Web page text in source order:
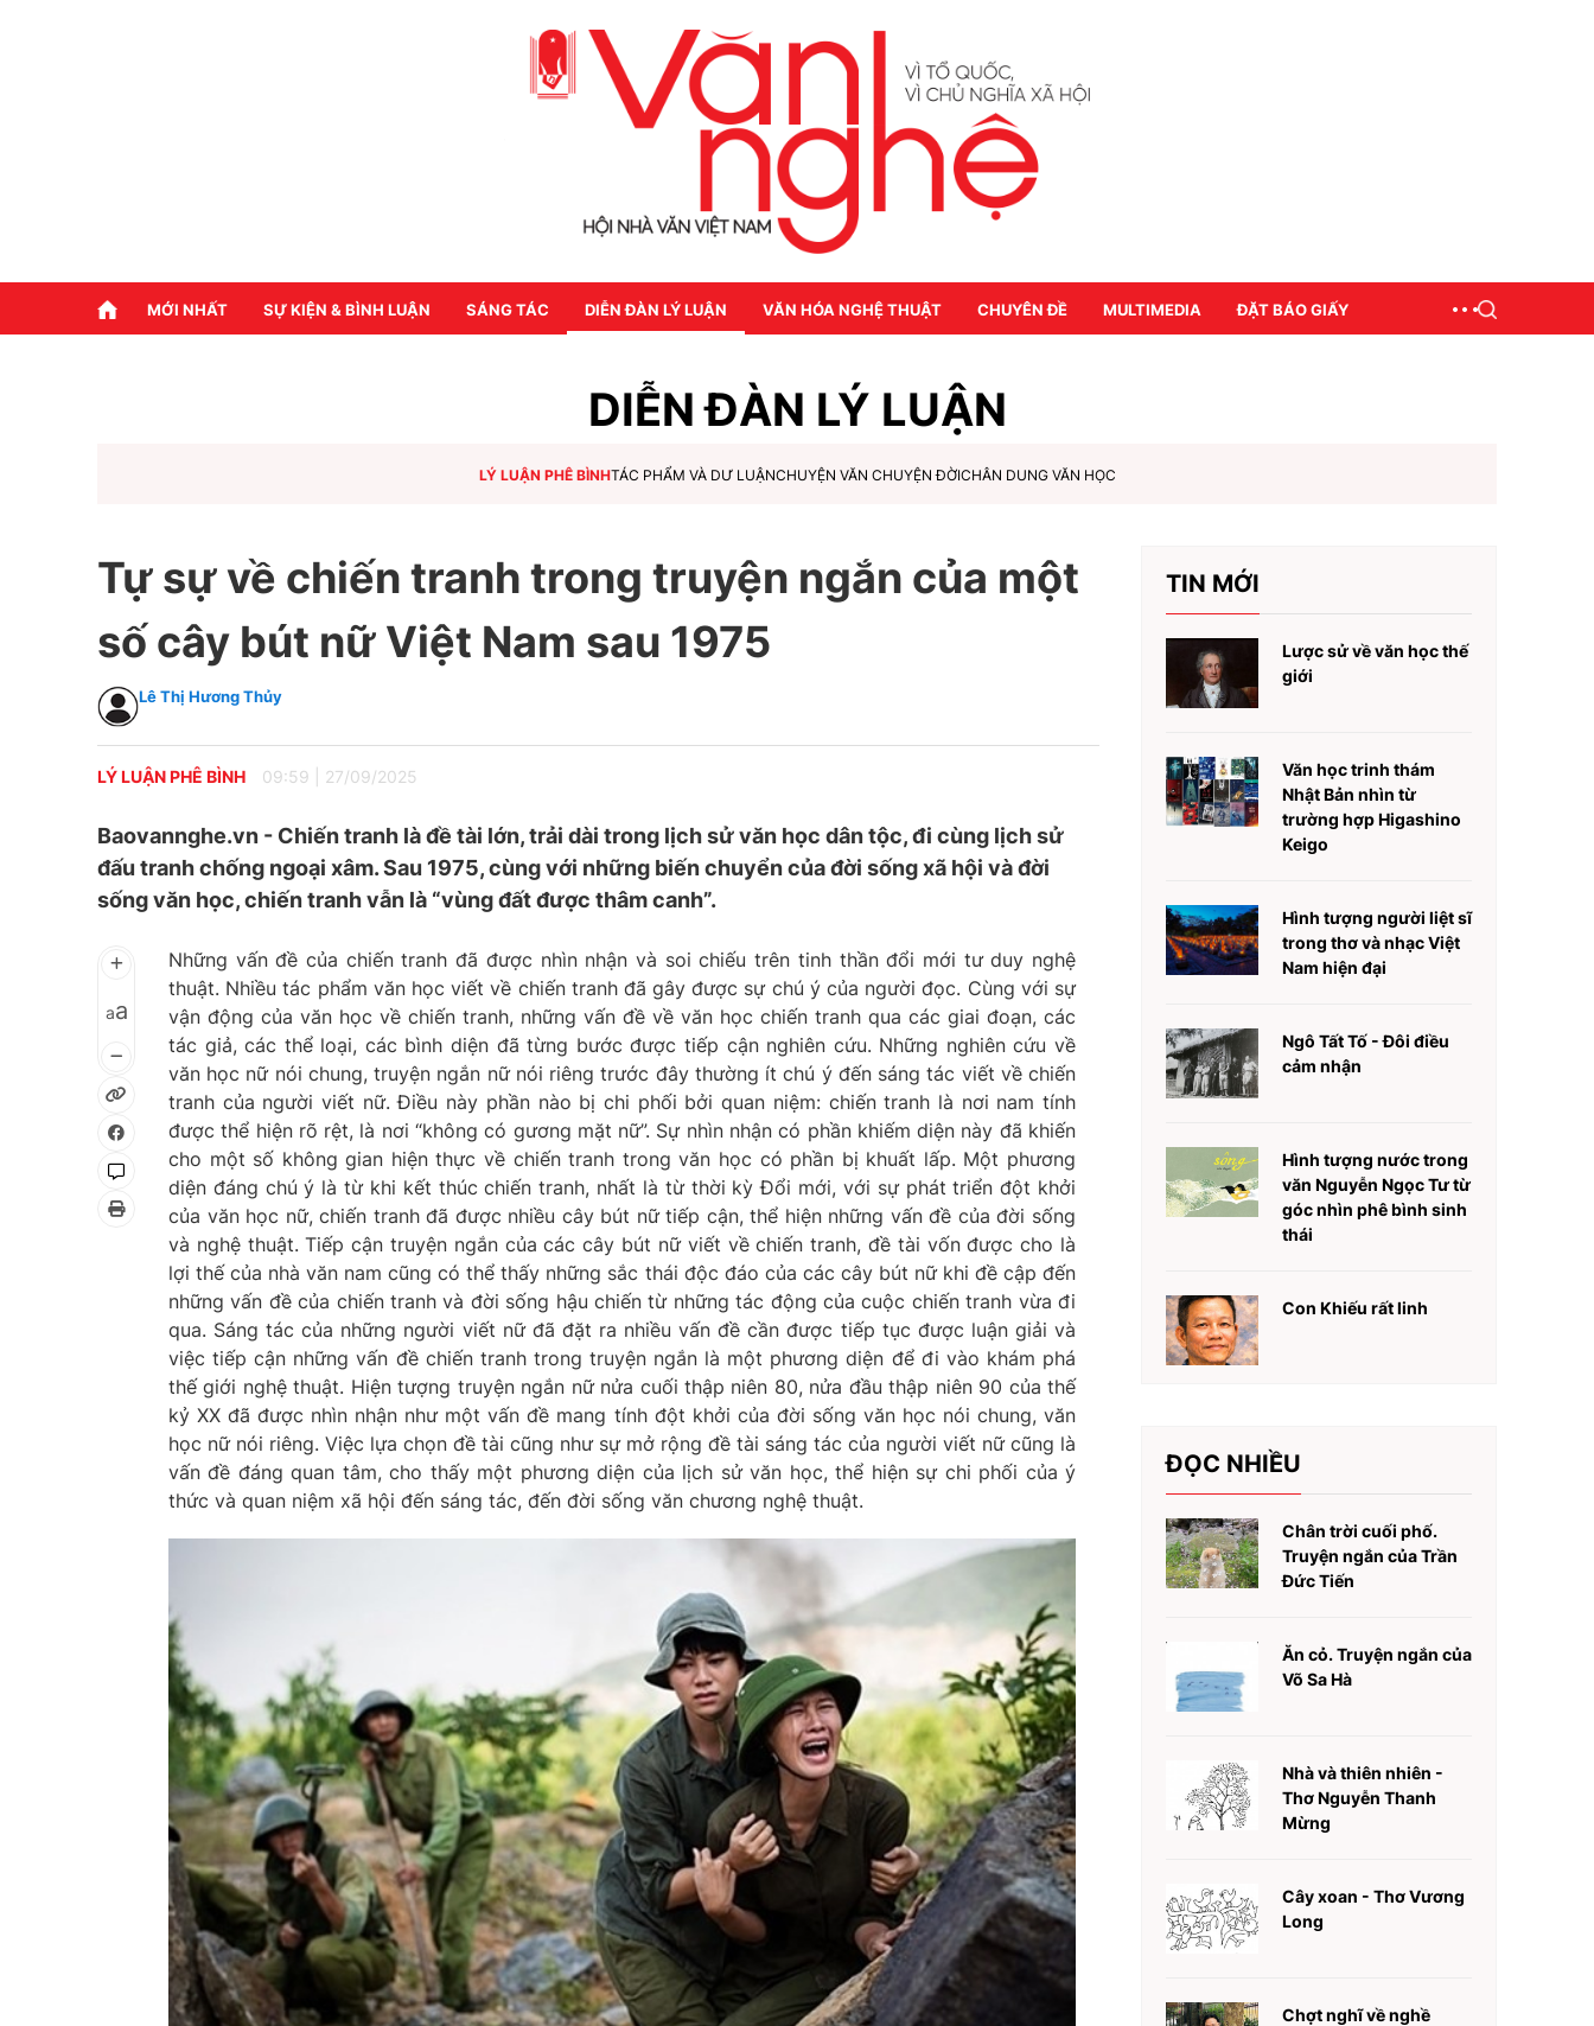
MỚI NHẤT SỰ KIỆN & BÌNH LUẬN SÁNG TÁC DIỄN ĐÀN LÝ LUẬN VĂN HÓA NGHỆ THUẬT CHUYÊN ĐỀ MULTIMEDIA ĐẶT BÁO GIẤY
DIỄN ĐÀN LÝ LUẬN
LÝ LUẬN PHÊ BÌNHTÁC PHẨM VÀ DƯ LUẬNCHUYỆN VĂN CHUYỆN ĐỜICHÂN DUNG VĂN HỌC
Tự sự về chiến tranh trong truyện ngắn của một
số cây bút nữ Việt Nam sau 1975
Lê Thị Hương Thủy
LÝ LUẬN PHÊ BÌNH 09:59 27/09/2025
Baovannghe.vn - Chiến tranh là đề tài lớn, trải dài trong lịch sử văn học dân tộc, đi cùng lịch sử
đấu tranh chống ngoại xâm. Sau 1975, cùng với những biến chuyển của đời sống xã hội và đời
sống văn học, chiến tranh vẫn là “vùng đất được thâm canh”.
aa
Những vấn đề của chiến tranh đã được nhìn nhận và soi chiếu trên tinh thần đổi mới tư duy nghệ
thuật. Nhiều tác phẩm văn học viết về chiến tranh đã gây được sự chú ý của người đọc. Cùng với sự
vận động của văn học về chiến tranh, những vấn đề về văn học chiến tranh qua các giai đoạn, các
tác giả, các thể loại, các bình diện đã từng bước được tiếp cận nghiên cứu. Những nghiên cứu về
văn học nữ nói chung, truyện ngắn nữ nói riêng trước đây thường ít chú ý đến sáng tác viết về chiến
tranh của người viết nữ. Điều này phần nào bị chi phối bởi quan niệm: chiến tranh là nơi nam tính
được thể hiện rõ rệt, là nơi “không có gương mặt nữ”. Sự nhìn nhận có phần khiếm diện này đã khiến
cho một số không gian hiện thực về chiến tranh trong văn học có phần bị khuất lấp. Một phương
diện đáng chú ý là từ khi kết thúc chiến tranh, nhất là từ thời kỳ Đổi mới, với sự phát triển đột khởi
của văn học nữ, chiến tranh đã được nhiều cây bút nữ tiếp cận, thể hiện những vấn đề của đời sống
và nghệ thuật. Tiếp cận truyện ngắn của các cây bút nữ viết về chiến tranh, đề tài vốn được cho là
lợi thế của nhà văn nam cũng có thể thấy những sắc thái độc đáo của các cây bút nữ khi đề cập đến
những vấn đề của chiến tranh và đời sống hậu chiến từ những tác động của cuộc chiến tranh vừa đi
qua. Sáng tác của những người viết nữ đã đặt ra nhiều vấn đề cần được tiếp tục được luận giải và
việc tiếp cận những vấn đề chiến tranh trong truyện ngắn là một phương diện để đi vào khám phá
thế giới nghệ thuật. Hiện tượng truyện ngắn nữ nửa cuối thập niên 80, nửa đầu thập niên 90 của thế
kỷ XX đã được nhìn nhận như một vấn đề mang tính đột khởi của đời sống văn học nói chung, văn
học nữ nói riêng. Việc lựa chọn đề tài cũng như sự mở rộng đề tài sáng tác của người viết nữ cũng là
vấn đề đáng quan tâm, cho thấy một phương diện của lịch sử văn học, thể hiện sự chi phối của ý
thức và quan niệm xã hội đến sáng tác, đến đời sống văn chương nghệ thuật.
TIN MỚI
Lược sử về văn học thế
giới
Văn học trinh thám
Nhật Bản nhìn từ
trường hợp Higashino
Keigo
Hình tượng người liệt sĩ
trong thơ và nhạc Việt
Nam hiện đại
Ngô Tất Tố - Đôi điều
cảm nhận
Hình tượng nước trong
văn Nguyễn Ngọc Tư từ
góc nhìn phê bình sinh
thái
Con Khiếu rất linh
ĐỌC NHIỀU
Chân trời cuối phố.
Truyện ngắn của Trần
Đức Tiến
Ăn cỏ. Truyện ngắn của
Võ Sa Hà
Nhà và thiên nhiên -
Thơ Nguyễn Thanh
Mừng
Cây xoan - Thơ Vương
Long
Chợt nghĩ về nghề